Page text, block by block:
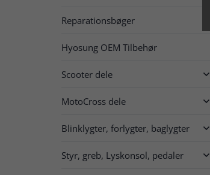
Reparationsbøger
Hyosung OEM Tilbehør
Scooter dele 
MotoCross dele 
Blinklygter, forlygter, baglygter 
Styr, greb, Lyskonsol, pedaler 